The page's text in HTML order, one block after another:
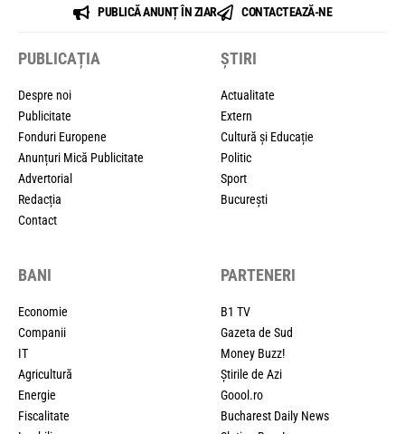
PUBLICĂ ANUNȚ ÎN ZIAR
CONTACTEAZĂ-NE
PUBLICAȚIA
Despre noi
Publicitate
Fonduri Europene
Anunțuri Mică Publicitate
Advertorial
Redacția
Contact
ȘTIRI
Actualitate
Extern
Cultură și Educație
Politic
Sport
București
BANI
Economie
Companii
IT
Agricultură
Energie
Fiscalitate
PARTENERI
B1 TV
Gazeta de Sud
Money Buzz!
Știrile de Azi
Goool.ro
Bucharest Daily News